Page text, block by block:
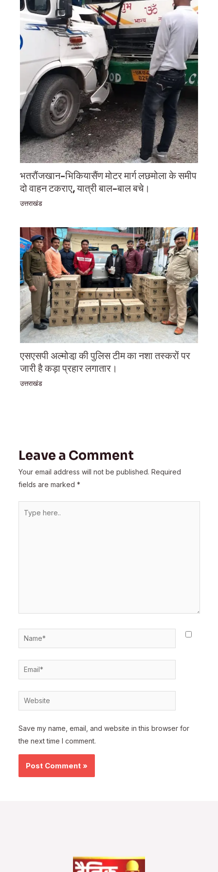
भतरौंजखान-भिकियासैंण मोटर मार्ग लछमोला के समीप
दो वाहन टकराए, यात्री बाल-बाल बचे।
उत्तराखंड
एसएसपी अल्मोडा़ की पुलिस टीम का नशा तस्करों पर
जारी है कड़ा प्रहार लगातार।
उत्तराखंड
Leave a Comment
Your email address will not be published. Required
fields are marked *
here..
Name*
Email*
Website
Save my name, email, and website in this browser for
the next time I comment.